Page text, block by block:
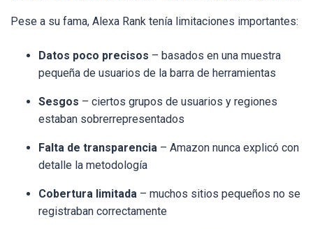
Pese a su fama, Alexa Rank tenía limitaciones importantes:
Datos poco precisos – basados en una muestra
pequeña de usuarios de la barra de herramientas
Sesgos – ciertos grupos de usuarios y regiones
estaban sobrerrepresentados
Falta de transparencia – Amazon nunca explicó con
detalle la metodología
Cobertura limitada – muchos sitios pequeños no se
registraban correctamente